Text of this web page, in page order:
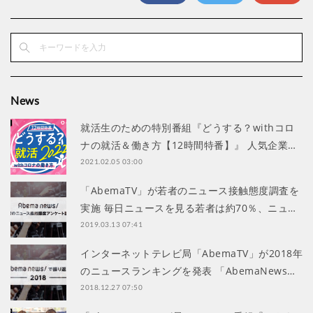
News
就活生のための特別番組『どうする？withコロ
ナの就活＆働き方【12時間特番】』 人気企業…
2021.02.05 03:00
「AbemaTV」が若者のニュース接触態度調査を
実施 毎日ニュースを見る若者は約70％、ニュ…
2019.03.13 07:41
インターネットテレビ局「AbemaTV」が2018年
のニュースランキングを発表 「AbemaNews…
2018.12.27 07:50